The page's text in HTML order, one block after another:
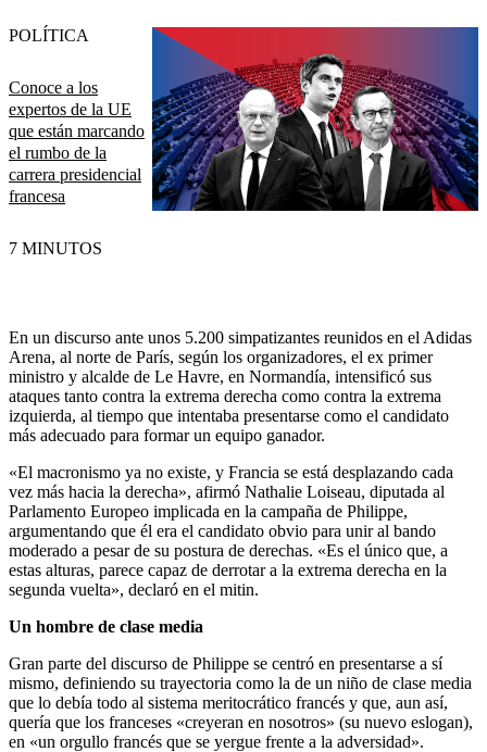
Conoce a los
expertos de la UE
que están marcando
el rumbo de la
carrera presidencial
francesa
POLÍTICA
7 MINUTOS
En un discurso ante unos 5.200 simpatizantes reunidos en el Adidas
Arena, al norte de París, según los organizadores, el ex primer
ministro y alcalde de Le Havre, en Normandía, intensificó sus
ataques tanto contra la extrema derecha como contra la extrema
izquierda, al tiempo que intentaba presentarse como el candidato
más adecuado para formar un equipo ganador.
«El macronismo ya no existe, y Francia se está desplazando cada
vez más hacia la derecha», afirmó Nathalie Loiseau, diputada al
Parlamento Europeo implicada en la campaña de Philippe,
argumentando que él era el candidato obvio para unir al bando
moderado a pesar de su postura de derechas. «Es el único que, a
estas alturas, parece capaz de derrotar a la extrema derecha en la
segunda vuelta», declaró en el mitin.
Un hombre de clase media
Gran parte del discurso de Philippe se centró en presentarse a sí
mismo, definiendo su trayectoria como la de un niño de clase media
que lo debía todo al sistema meritocrático francés y que, aun así,
quería que los franceses «creyeran en nosotros» (su nuevo eslogan),
en «un orgullo francés que se yergue frente a la adversidad».